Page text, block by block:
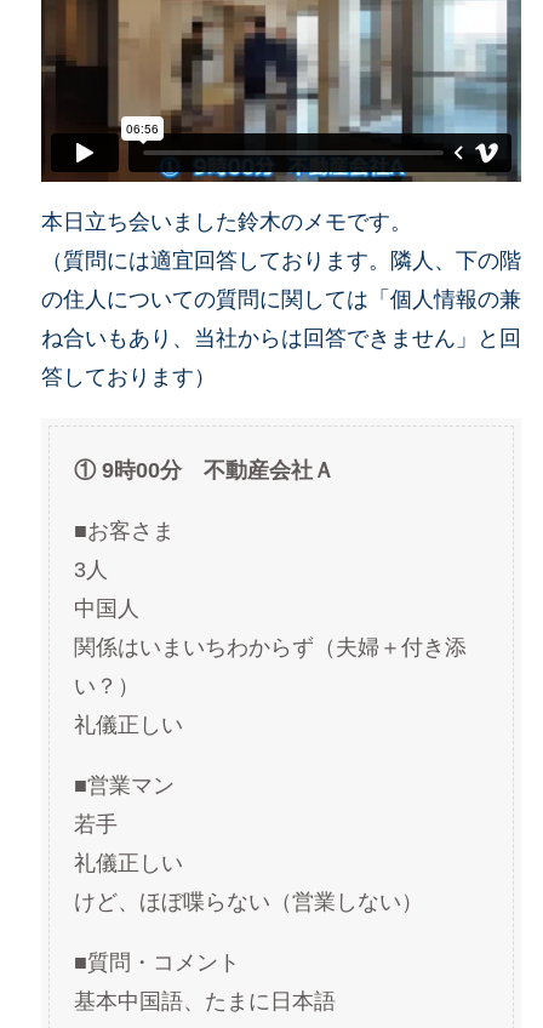
本日立ち会いました鈴木のメモです。
（質問には適宜回答しております。隣人、下の階
の住人についての質問に関しては「個人情報の兼
ね合いもあり、当社からは回答できません」と回
答しております）
① 9時00分 不動産会社Ａ
■お客さま
3人
中国人
関係はいまいちわからず（夫婦＋付き添
い？）
礼儀正しい
■営業マン
若手
礼儀正しい
けど、ほぼ喋らない（営業しない）
■質問・コメント
基本中国語、たまに日本語